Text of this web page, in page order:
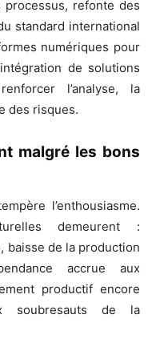
refonte des
standard international
numériques pour
de solutions
l’analyse, la
des risques.
malgré les bons
l’enthousiasme.
demeurent :
baisse de la production
accrue aux
productif encore
soubresauts de la